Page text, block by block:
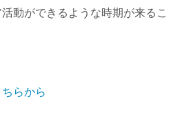
動ができるような時期が来るこ
らから